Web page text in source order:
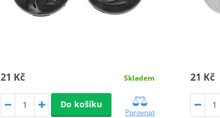
21 Kč Skladem
Do košíku
Porovnat
21 Kč